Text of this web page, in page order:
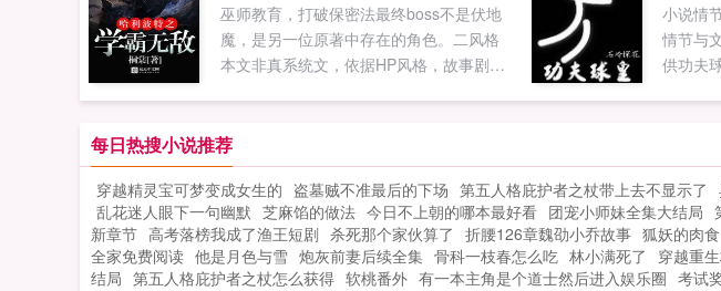
巫师教育，打破保密法最终boss不是伏地
魔，是另一位原著中存在的角色。二风格
本文非真系统文，依据HP风格，故事剧情
中，3则是一个有魔力的数字。万物归环，
事物都是循环的，时间的洪流里，凡...
小说情
情节与
供功夫
每日热搜小说推荐
穿越精灵宝可梦变成女生的 盗墓贼不准最后的下场 第五人格庇护者之杖带上去不显示了
乱花迷人眼下一句幽默 芝麻馅的做法 今日不上朝的哪本最好看 团宠小师妹全集大结局
新章节 高考落榜我成了渔王短剧 杀死那个家伙算了 折腰126章魏劭小乔故事 狐妖的肉食
全家免费阅读 他是月色与雪 炮灰前妻后续全集 骨科一枝春怎么吃 林小满死了 穿越重
结局 第五人格庇护者之杖怎么获得 软桃番外 有一本主角是个道士然后进入娱乐圈 考试